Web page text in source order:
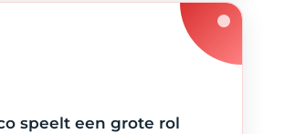
speelt een grote rol